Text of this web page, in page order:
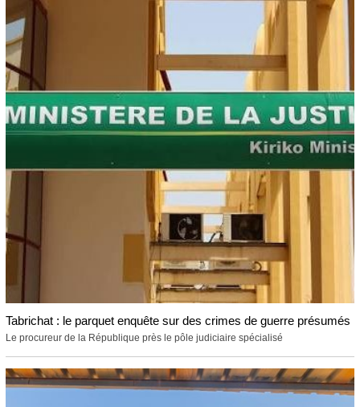
Tabrichat : le parquet enquête sur des crimes de guerre présumés
Le procureur de la République près le pôle judiciaire spécialisé